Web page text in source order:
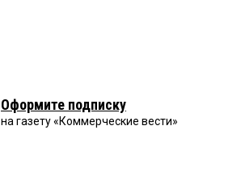
Оформите подписку
на газету «Коммерческие вести»